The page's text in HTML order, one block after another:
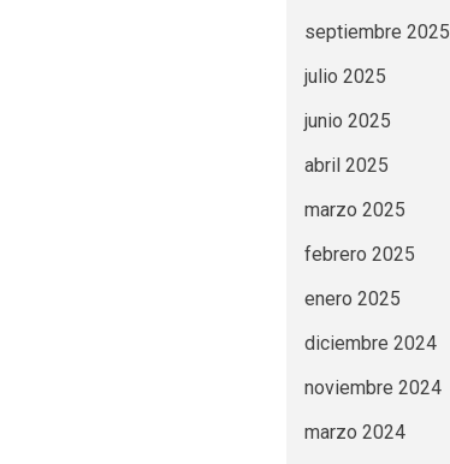
septiembre 2025
julio 2025
junio 2025
abril 2025
marzo 2025
febrero 2025
enero 2025
diciembre 2024
noviembre 2024
marzo 2024